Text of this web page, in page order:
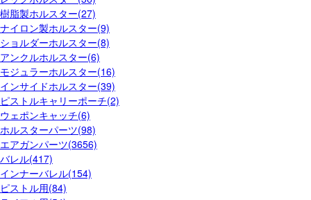
樹脂製ホルスター(27)
ナイロン製ホルスター(9)
ショルダーホルスター(8)
アンクルホルスター(6)
モジュラーホルスター(16)
インサイドホルスター(39)
ピストルキャリーポーチ(2)
ウェポンキャッチ(6)
ホルスターパーツ(98)
エアガンパーツ(3656)
バレル(417)
インナーバレル(154)
ピストル用(84)